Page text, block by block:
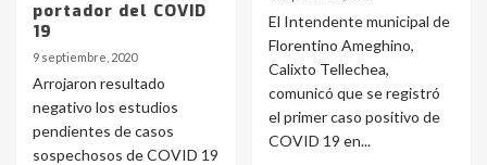
portador del COVID
19
9 septiembre, 2020
Arrojaron resultado
negativo los estudios
pendientes de casos
sospechosos de COVID 19
El Intendente municipal de
Florentino Ameghino,
Calixto Tellechea,
comunicó que se registró
el primer caso positivo de
COVID 19 en...